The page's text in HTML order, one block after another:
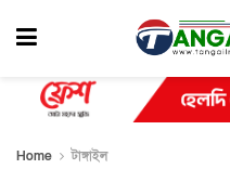
Home টাঙ্গাইল